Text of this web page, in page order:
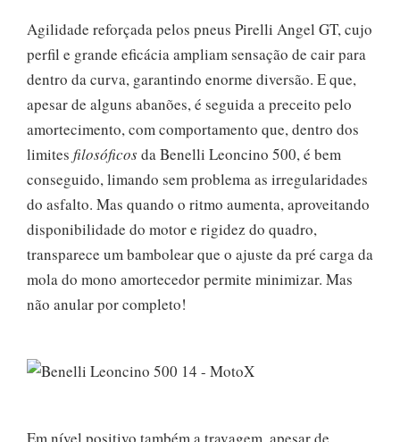
Agilidade reforçada pelos pneus Pirelli Angel GT, cujo
perfil e grande eficácia ampliam sensação de cair para
dentro da curva, garantindo enorme diversão. E que,
apesar de alguns abanões, é seguida a preceito pelo
amortecimento, com comportamento que, dentro dos
limites filosóficosda Benelli Leoncino 500, é bem
conseguido, limando sem problema as irregularidades
do asfalto. Mas quando o ritmo aumenta, aproveitando
disponibilidade do motor e rigidez do quadro,
transparece um bambolear que o ajuste da pré carga da
mola do mono amortecedor permite minimizar. Mas
não anular por completo!
Em nível positivo também a travagem, apesar de